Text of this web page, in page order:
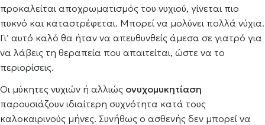
προκαλείται αποχρωματισμός του νυχιού, γίνεται πιο
πυκνό και καταστρέφεται. Μπορεί να μολύνει πολλά νύχια.
Γι’ αυτό καλό θα ήταν να απευθυνθείς άμεσα σε γιατρό για
να λάβεις τη θεραπεία που απαιτείται, ώστε να το
περιορίσεις.
Οι μύκητες νυχιών ή αλλιώς ονυχομυκητίαση
παρουσιάζουν ιδιαίτερη συχνότητα κατά τους
καλοκαιρινούς μήνες. Συνήθως ο ασθενής δεν μπορεί να